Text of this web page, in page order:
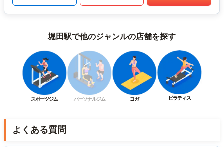
堀田駅で他のジャンルの店舗を探す
スポーツジム パーソナルジム ヨガ ピラティス
よくある質問